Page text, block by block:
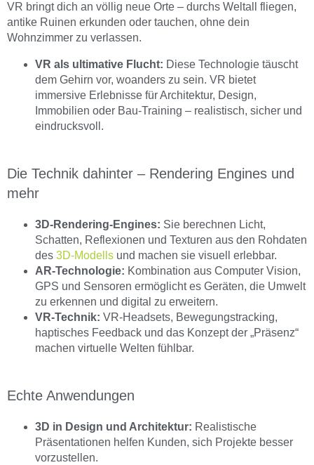
VR bringt dich an völlig neue Orte – durchs Weltall fliegen,
antike Ruinen erkunden oder tauchen, ohne dein
Wohnzimmer zu verlassen.
VR als ultimative Flucht: Diese Technologie täuscht
dem Gehirn vor, woanders zu sein. VR bietet
immersive Erlebnisse für Architektur, Design,
Immobilien oder Bau-Training – realistisch, sicher und
eindrucksvoll.
Die Technik dahinter – Rendering Engines und
mehr
3D-Rendering-Engines: Sie berechnen Licht,
Schatten, Reflexionen und Texturen aus den Rohdaten
des 3D-Modells und machen sie visuell erlebbar.
AR-Technologie: Kombination aus Computer Vision,
GPS und Sensoren ermöglicht es Geräten, die Umwelt
zu erkennen und digital zu erweitern.
VR-Technik: VR-Headsets, Bewegungstracking,
haptisches Feedback und das Konzept der „Präsenz“
machen virtuelle Welten fühlbar.
Echte Anwendungen
3D in Design und Architektur: Realistische
Präsentationen helfen Kunden, sich Projekte besser
vorzustellen.